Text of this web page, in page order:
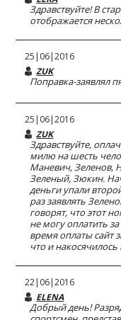
Здравствуйте! В
отображается
25|06|2016
ZUK
Поправка-заявлял
25|06|2016
ZUK
Здравствуйте,
милю на шесть
Маневич, Зеленов,
Зеленый, Зюкин.
деньги упали
раз заявлять
говорят, что этот
не могу оплатить
время оплаты сайт
что и
22|06|2016
ELENA
Добрый день!